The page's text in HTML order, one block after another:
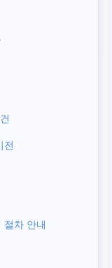
전
절차 안내